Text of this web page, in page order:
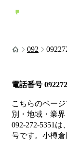
092
電話番号
こちらのページ
別・地域・業
092-272-5351 は、
号です。 小樽